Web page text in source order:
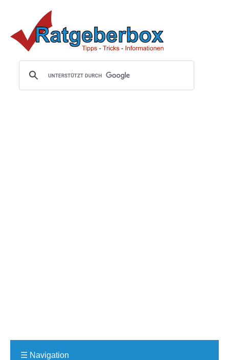
☰ Navigation